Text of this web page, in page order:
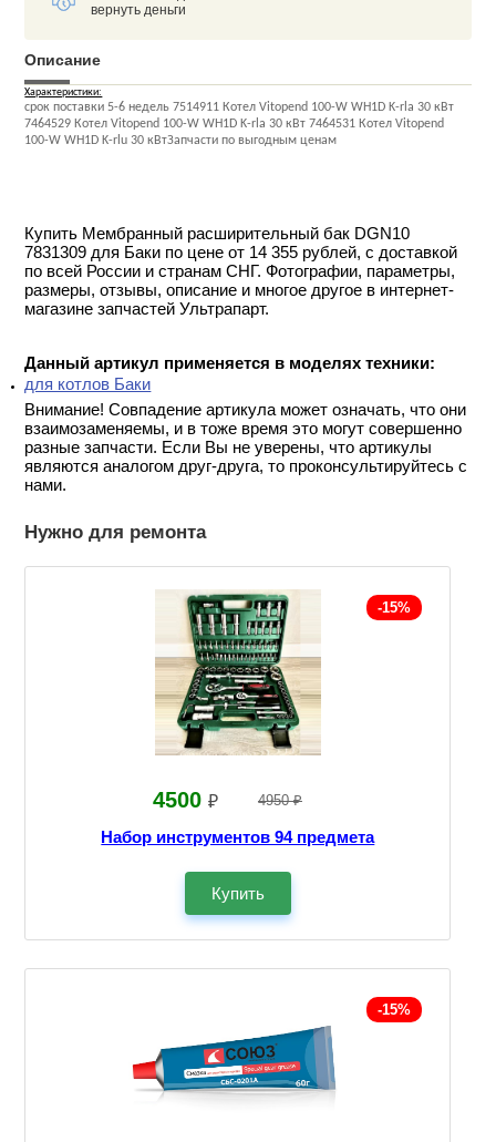
вернуть деньги
Описание
Характеристики:
срок поставки 5-6 недель 7514911 Котел Vitopend 100-W WH1D K-rla 30 кВт
7464529 Котел Vitopend 100-W WH1D K-rla 30 кВт 7464531 Котел Vitopend
100-W WH1D K-rlu 30 кВтЗапчасти по выгодным ценам
Купить Мембранный расширительный бак DGN10
7831309 для Баки по цене от 14 355 рублей, с доставкой
по всей России и странам СНГ. Фотографии, параметры,
размеры, отзывы, описание и многое другое в интернет-
магазине запчастей Ультрапарт.
Данный артикул применяется в моделях техники:
для котлов Баки
Внимание! Совпадение артикула может означать, что они
взаимозаменяемы, и в тоже время это могут совершенно
разные запчасти. Если Вы не уверены, что артикулы
являются аналогом друг-друга, то проконсультируйтесь с
нами.
Нужно для ремонта
-15%
4500 ₽ 4950 ₽
Набор инструментов 94 предмета
Купить
-15%